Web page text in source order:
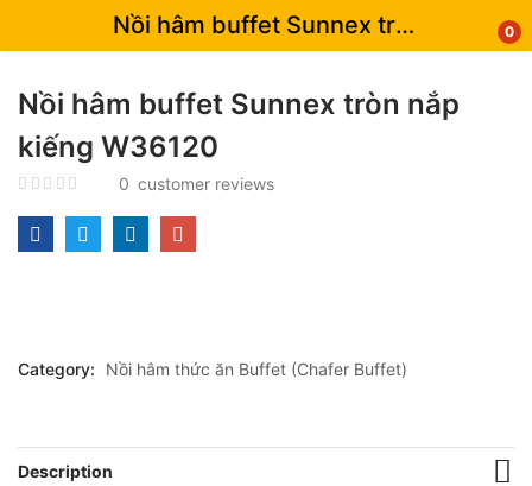
Nồi hâm buffet Sunnex tròn nắp kiếng W36120 0
Nồi hâm buffet Sunnex tròn nắp
kiếng W36120
0 customer reviews
Category: Nồi hâm thức ăn Buffet (Chafer Buffet)
Description